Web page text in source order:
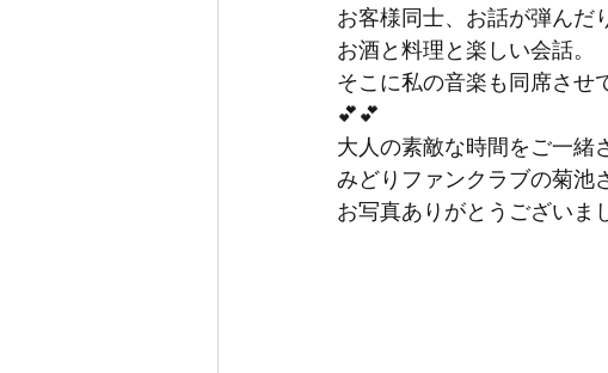
お客様同士、お話が弾んだ
お酒と料理と楽しい会話。
そこに私の音楽も同席させ
💕💕
大人の素敵な時間をご一緒
みどりファンクラブの菊池
お写真ありがとうございま